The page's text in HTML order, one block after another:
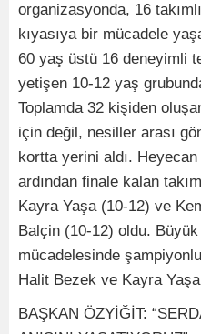
organizasyonda, 16
kıyasıya bir mücadele
60 yaş üstü 16 deneyimli
yetişen 10-12 yaş
Toplamda 32 kişiden
için değil, nesiller arası
kortta yerini aldı.
ardından finale kalan
Kayra Yaşa (10-12) ve
Balçin (10-12) oldu.
mücadelesinde
Halit Bezek ve Kayra
BAŞKAN ÖZYİĞİT: